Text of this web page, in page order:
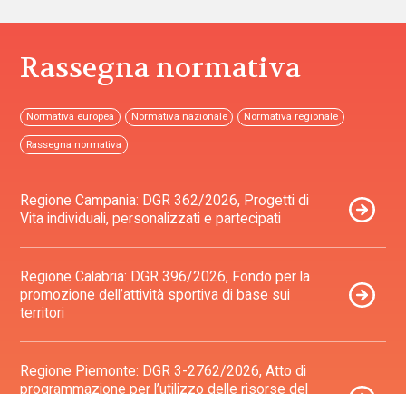
Rassegna normativa
Normativa europea Normativa nazionale Normativa regionale
Rassegna normativa
Regione Campania: DGR 362/2026, Progetti di
Vita individuali, personalizzati e partecipati
Regione Calabria: DGR 396/2026, Fondo per la
promozione dell’attività sportiva di base sui
territori
Regione Piemonte: DGR 3-2762/2026, Atto di
programmazione per l’utilizzo delle risorse del